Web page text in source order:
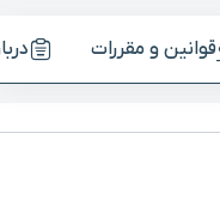
قوانین و مقررات